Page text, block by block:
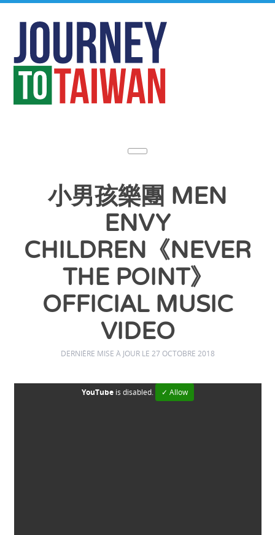
小男孩樂團 MEN
ENVY
CHILDREN《NEVER
THE POINT》
OFFICIAL MUSIC
VIDEO
DERNIÈRE MISE À JOUR LE 27 OCTOBRE 2018
YouTubeis disabled. ✓ Allow